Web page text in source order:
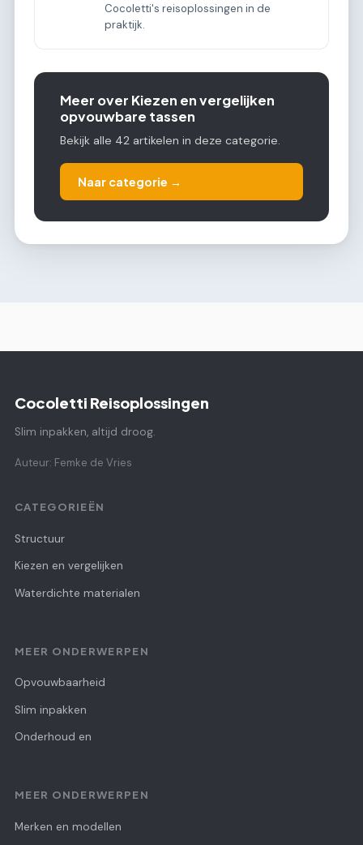
Cocoletti's reisoplossingen in de
praktijk.
Meer over Kiezen en vergelijken
opvouwbare tassen
Bekijk alle 42 artikelen in deze categorie.
Naar categorie →
Cocoletti Reisoplossingen
Slim inpakken, altijd droog.
Auteur: Femke de Vries
CATEGORIEËN
Structuur
Kiezen en vergelijken
Waterdichte materialen
MEER ONDERWERPEN
Opvouwbaarheid
Slim inpakken
Onderhoud en
MEER ONDERWERPEN
Merken en modellen